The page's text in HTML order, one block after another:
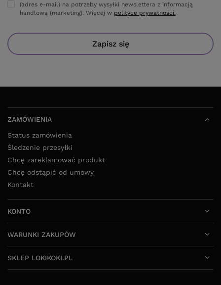
(adres e-mail) na potrzeby wysyłki newslettera z informacją
handlową (marketing). Więcej w polityce prywatności.
Zapisz się
ZAMÓWIENIA
Status zamówienia
Śledzenie przesyłki
Chcę zareklamować produkt
Chcę odstąpić od umowy
Kontakt
KONTO
WARUNKI ZAKUPÓW
SKLEP LOKIKOKI.PL